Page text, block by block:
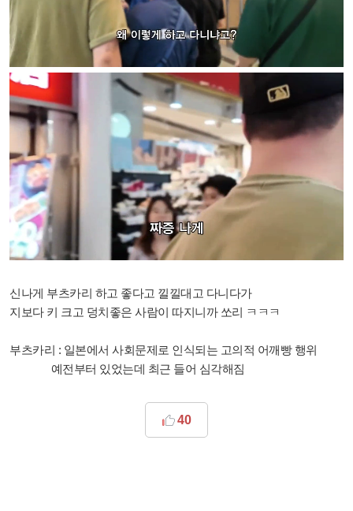
신나게 부츠카리 하고 좋다고 낄낄대고 다니다가
지보다 키 크고 덩치좋은 사람이 따지니까 쏘리 ㅋㅋㅋ
부츠카리 : 일본에서 사회문제로 인식되는 고의적 어깨빵 행위
예전부터 있었는데 최근 들어 심각해짐
40